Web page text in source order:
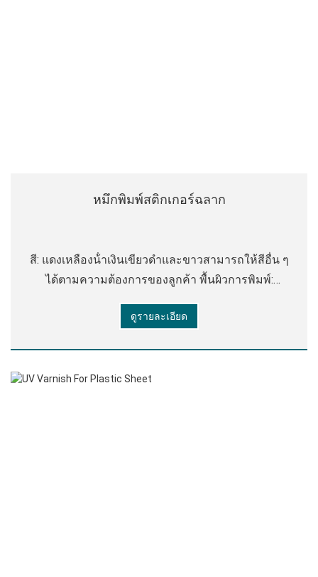
หมึกพิมพ์สติกเกอร์ฉลาก
สี: แดงเหลืองน้ําเงินเขียวดําและขาวสามารถให้สีอื่น ๆ
ได้ตามความต้องการของลูกค้า พื้นผิวการพิมพ์:
ฯลฯ เครื่องพิมพ์: การพิมพ์เฟล็กโซกว้างแคบ
ดูรายละเอียด